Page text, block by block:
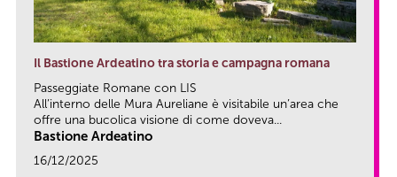
Il Bastione Ardeatino tra storia e campagna romana
Passeggiate Romane con LIS
All’interno delle Mura Aureliane è visitabile un’area che
offre una bucolica visione di come doveva...
Bastione Ardeatino
16/12/2025